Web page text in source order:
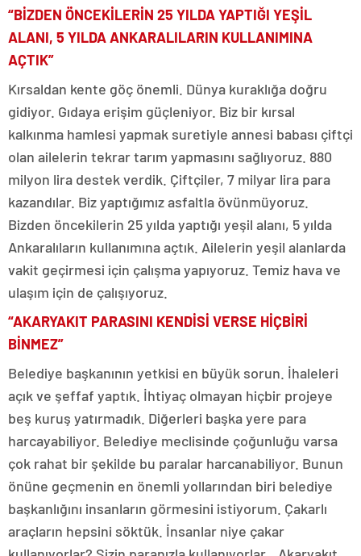
“BİZDEN ÖNCEKİLERİN 25 YILDA YAPTIĞI YEŞİL
ALANI, 5 YILDA ANKARALILARIN KULLANIMINA
AÇTIK”
Kırsaldan kente göç önemli. Dünya kuraklığa doğru
gidiyor. Gıdaya erişim güçleniyor. Biz bir kırsal
kalkınma hamlesi yapmak suretiyle annesi babası çiftçi
olan ailelerin tekrar tarım yapmasını sağlıyoruz. 880
milyon lira destek verdik. Çiftçiler, 7 milyar lira para
kazandılar. Biz yaptığımız asfaltla övünmüyoruz.
Bizden öncekilerin 25 yılda yaptığı yeşil alanı, 5 yılda
Ankaralıların kullanımına açtık. Ailelerin yeşil alanlarda
vakit geçirmesi için çalışma yapıyoruz. Temiz hava ve
ulaşım için de çalışıyoruz.
“AKARYAKIT PARASINI KENDİSİ VERSE HİÇBİRİ
BİNMEZ”
Belediye başkanının yetkisi en büyük sorun. İhaleleri
açık ve şeffaf yaptık. İhtiyaç olmayan hiçbir projeye
beş kuruş yatırmadık. Diğerleri başka yere para
harcayabiliyor. Belediye meclisinde çoğunluğu varsa
çok rahat bir şekilde bu paralar harcanabiliyor. Bunun
önüne geçmenin en önemli yollarından biri belediye
başkanlığını insanların görmesini istiyorum. Çakarlı
araçların hepsini söktük. İnsanlar niye çakar